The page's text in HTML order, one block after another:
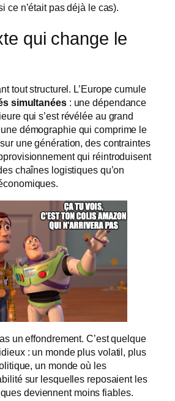
ce n’était pas déjà le cas).
qui change le
tout structurel. L’Europe cumule
simultanées: une dépendance
qui s’est révélée au grand
démographie qui comprime le
une génération, des contraintes
qui réintroduisent
chaînes logistiques qu’on
un effondrement. C’est quelque
: un monde plus volatil, plus
un monde où les
sur lesquelles reposaient les
deviennent moins fiables.